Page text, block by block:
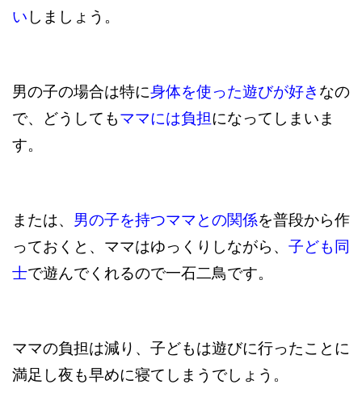
い しましょう。
男の子の場合は特に身体を使った遊びが好き なの
で、どうしてもママには負担になってしまいま
す。
または、 男の子を持つママとの関係を普段から作
っておくと、ママはゆっくりしながら、 子ども同
士で遊んでくれるので一石二鳥です。
ママの負担は減り、子どもは遊びに行ったことに
満足し夜も早めに寝てしまうでしょう。